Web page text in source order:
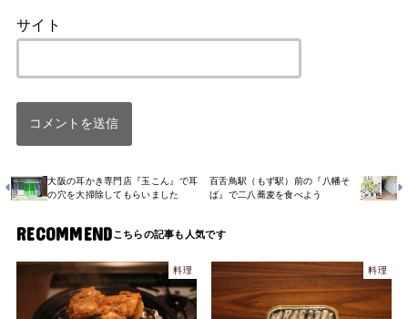
サイト
大阪の耳かき専門店『玉こん』で耳
の穴を大掃除してもらいました
百舌鳥駅（もず駅）前の『八幡そ
ば』で二八蕎麦を食べよう
RECOMMEND
料理 料理